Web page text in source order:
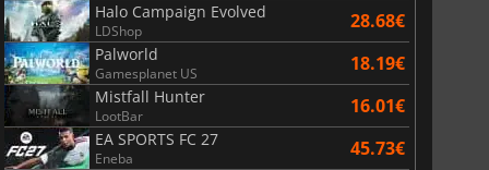
36.40€ 41.06
Halo Campaign Evolved
LDShop 28.68€
Palworld
Gamesplanet US 18.19€
Mistfall Hunter
LootBar 16.01€
EA SPORTS FC 27
Eneba 45.73€